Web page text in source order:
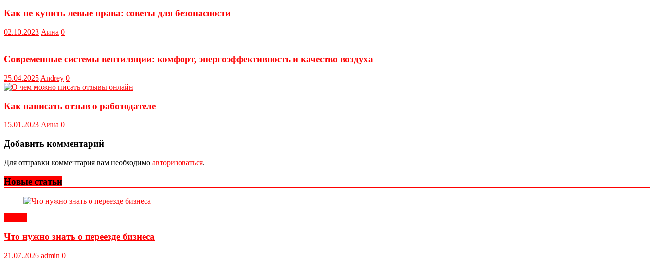
Как не купить левые права: советы для безопасности
02.10.2023 Аина 0
Современные системы вентиляции: комфорт, энергоэффективность и качество воздуха
25.04.2025 Andrey 0
Как написать отзыв о работодателе
15.01.2023 Аина 0
Добавить комментарий
Для отправки комментария вам необходимо авторизоваться.
Новые статьи
Что нужно знать о переезде бизнеса
21.07.2026 admin 0